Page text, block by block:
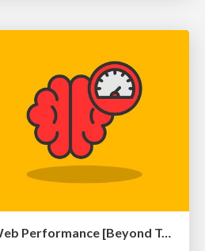
The Psychology of Web Performance [Beyond Tellerrand 2023]